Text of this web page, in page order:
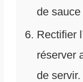
de
Rectifier
réserver
de servir.